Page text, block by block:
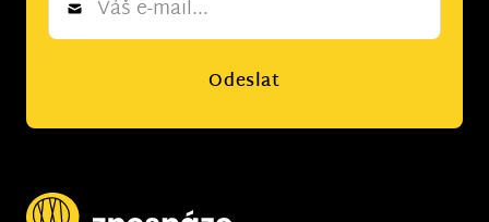
Odeslat